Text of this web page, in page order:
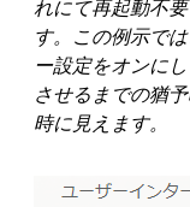
れにて再起動不
す。この例示で
ー設定をオンに
させるまでの猶
時に見えます。